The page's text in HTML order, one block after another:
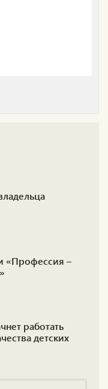
«Профессия –
работать
детских